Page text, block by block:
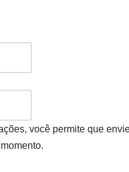
você permite que